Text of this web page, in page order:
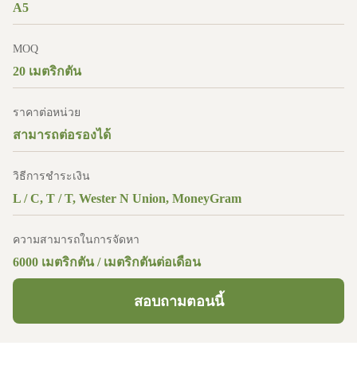
A5
MOQ
20 เมตริกตัน
ราคาต่อหน่วย
สามารถต่อรองได้
วิธีการชำระเงิน
L / C, T / T, Wester N Union, MoneyGram
ความสามารถในการจัดหา
6000 เมตริกตัน / เมตริกตันต่อเดือน
สอบถามตอนนี้